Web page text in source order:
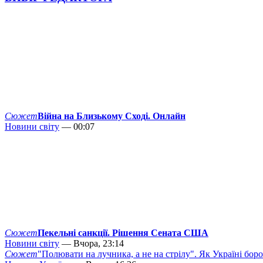
СюжетВійна на Близькому Сході. Онлайн
Новини світу — 00:07
СюжетПекельні санкції. Рішення Сената США
Новини світу — Вчора, 23:14
Сюжет"Полювати на лучника, а не на стрілу". Як Україні